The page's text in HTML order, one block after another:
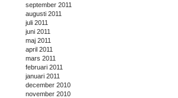
september 2011
augusti 2011
juli 2011
juni 2011
maj 2011
april 2011
mars 2011
februari 2011
januari 2011
december 2010
november 2010